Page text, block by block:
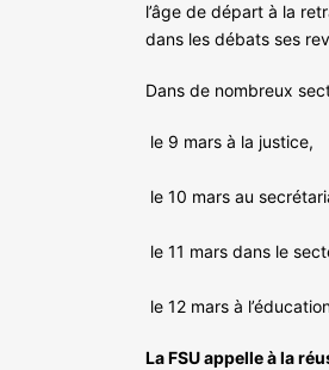
l’âge de départ à la
dans les débats ses
Dans de nombreux
le 9 mars à la justice,
le 10 mars au
le 11 mars dans le
le 12 mars à
La FSU appelle à la